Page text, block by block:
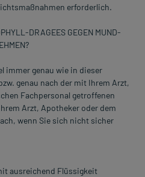
erforderlich.
DRAGEES GEGEN MUND-
immer genau wie in dieser
genau nach der mit Ihrem Arzt,
Fachpersonal getroffenen
Arzt, Apotheker oder dem
wenn Sie sich nicht sicher
ausreichend Flüssigkeit